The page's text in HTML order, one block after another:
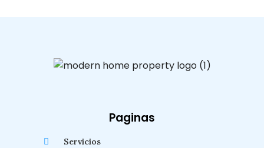
Paginas
Servicios